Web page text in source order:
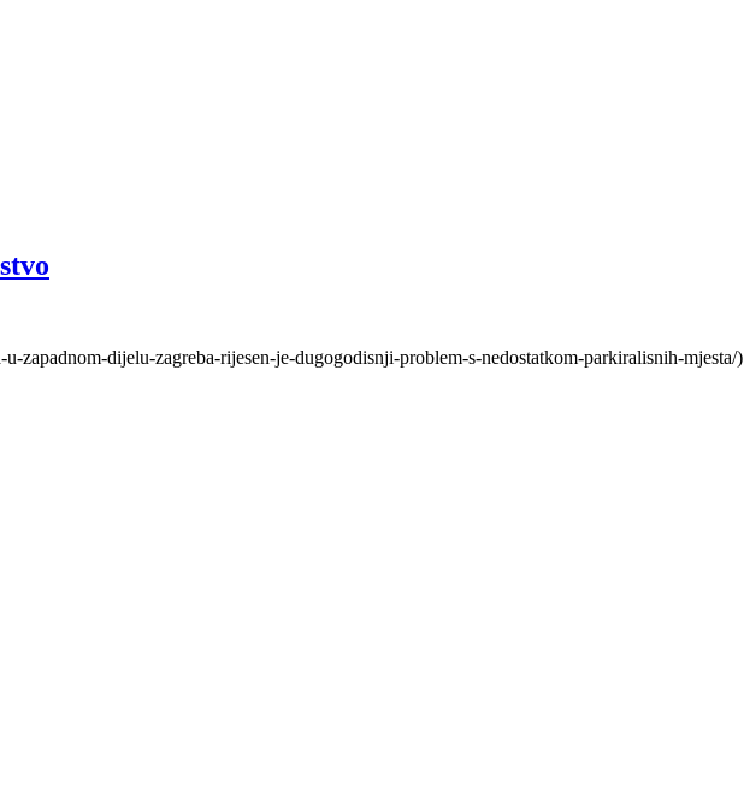
zapadnom-dijelu-zagreba-rijesen-je-dugogodisnji-problem-s-nedostatkom-parkiralisnih-mjesta/)